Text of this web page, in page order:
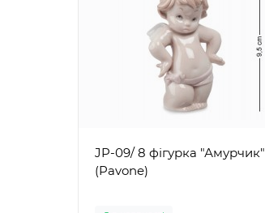
JP-09/ 8 фігурка "Амурчик"
(Pavone)